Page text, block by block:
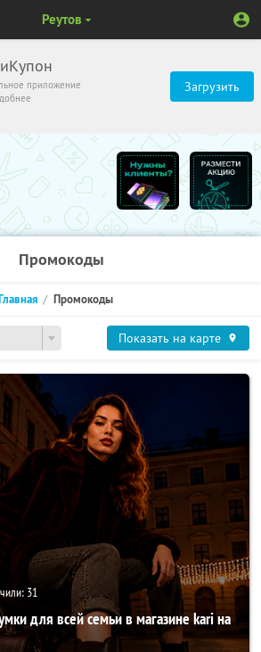
приложение
Загрузить
Реутов
Промокоды
Промокоды
Показать на карте
31
для всей семьи в магазине kari на